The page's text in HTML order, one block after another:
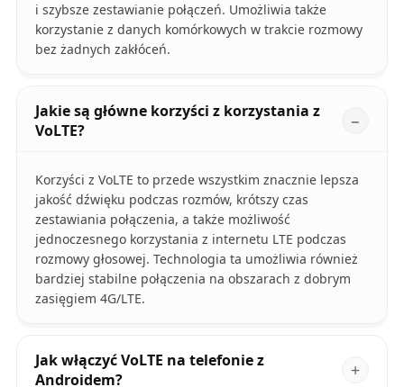
i szybsze zestawianie połączeń. Umożliwia także
korzystanie z danych komórkowych w trakcie rozmowy
bez żadnych zakłóceń.
Jakie są główne korzyści z korzystania z
VoLTE?
Korzyści z VoLTE to przede wszystkim znacznie lepsza
jakość dźwięku podczas rozmów, krótszy czas
zestawiania połączenia, a także możliwość
jednoczesnego korzystania z internetu LTE podczas
rozmowy głosowej. Technologia ta umożliwia również
bardziej stabilne połączenia na obszarach z dobrym
zasięgiem 4G/LTE.
Jak włączyć VoLTE na telefonie z
Androidem?